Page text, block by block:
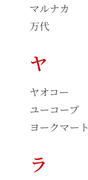
マルナカ
万代
ヤ
ヤオコー
ユーコープ
ヨークマート
ラ